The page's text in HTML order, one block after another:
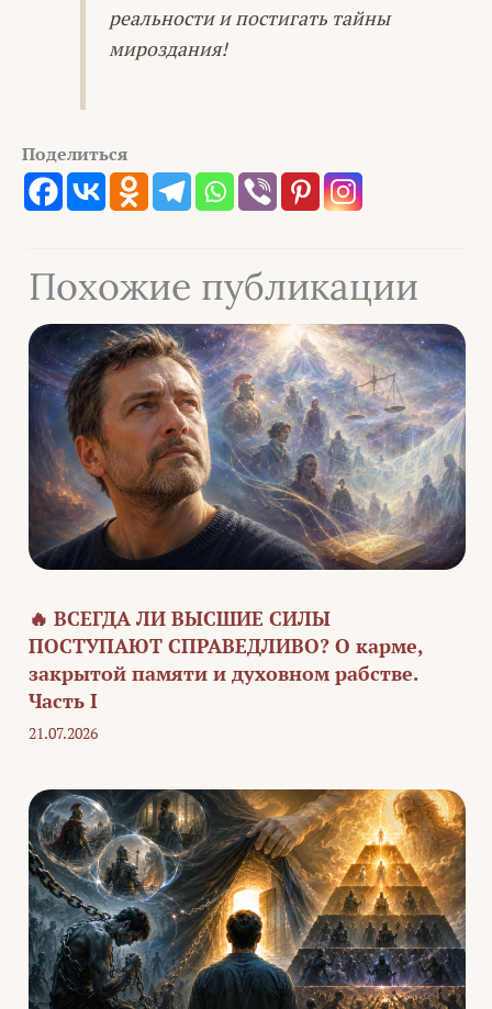
реальности и постигать тайны
мироздания!
Поделиться
Похожие публикации
🔥 ВСЕГДА ЛИ ВЫСШИЕ СИЛЫ
ПОСТУПАЮТ СПРАВЕДЛИВО? О карме,
закрытой памяти и духовном рабстве.
Часть I
21.07.2026